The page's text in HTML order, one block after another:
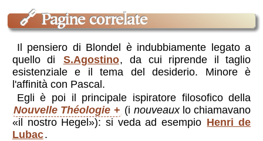
🔗 Pagine correlate
Il pensiero di Blondel è indubbiamente legato a
quello di
S.Agostino, da cui riprende il taglio
esistenziale e il tema del desiderio. Minore è
l'affinità con Pascal.
Egli è poi il principale ispiratore filosofico della
Nouvelle Théologie
(i nouveauxlo chiamavano
«il nostro Hegel»): si veda ad esempio Henri de
Lubac.